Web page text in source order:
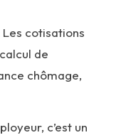
Les cotisations
de
chômage,
c’est un